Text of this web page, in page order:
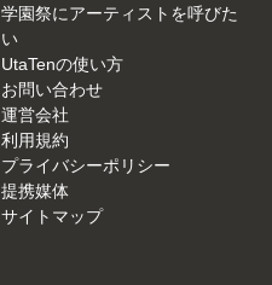
学園祭にアーティストを呼びた
い
UtaTenの使い方
お問い合わせ
運営会社
利用規約
プライバシーポリシー
提携媒体
サイトマップ